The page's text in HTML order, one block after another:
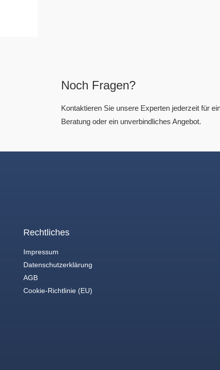
Noch Fragen?
Kontaktieren Sie unsere Experten jederzeit für
Beratung oder ein unverbindliches Angebot.
Rechtliches
Impressum
Datenschutzerklärung
AGB
Cookie-Richtlinie (EU)